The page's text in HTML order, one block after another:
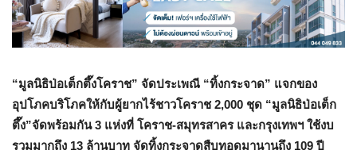
“มูลนิธิป่อเต็กตึ๊งโคราช” จัดประเพณี “ทิ้งกระจาด” แจกของ
อุปโภคบริโภคให้กับผู้ยากไร้ชาวโคราช 2,000 ชุด “มูลนิธิป่อเต็ก
ตึ๊ง”จัดพร้อมกัน 3 แห่งที่ โคราช-สมุทรสาคร และกรุงเทพฯ ใช้งบ
รวมมากถึง 13 ล้านบาท จัดทิ้งกระจาดสืบทอดมานานถึง 109 ปี